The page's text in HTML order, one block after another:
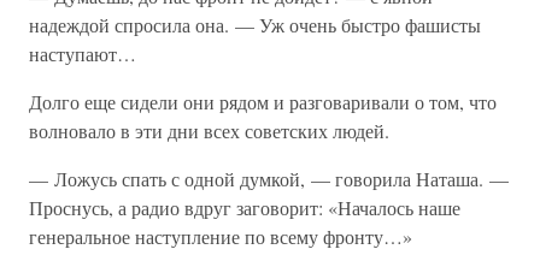
надеждой спросила она. — Уж очень быстро фашисты
наступают…
Долго еще сидели они рядом и разговаривали о том, что
волновало в эти дни всех советских людей.
— Ложусь спать с одной думкой, — говорила Наташа. —
Проснусь, а радио вдруг заговорит: «Началось наше
генеральное наступление по всему фронту…»